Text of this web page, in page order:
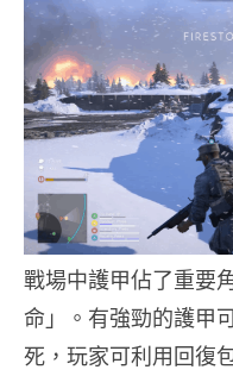
戰場中護甲佔了重要
命」。有強勁的護甲
死，玩家可利用回復